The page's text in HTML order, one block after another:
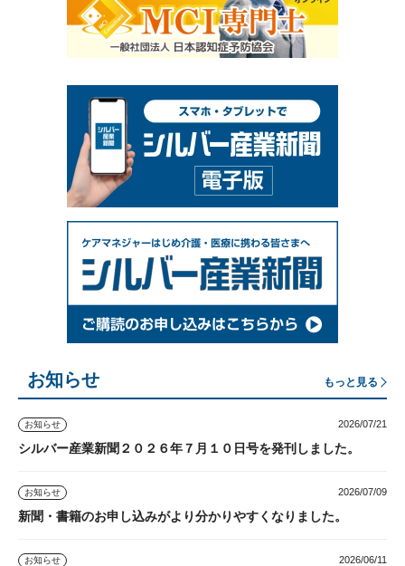
お知らせ もっと見る
お知らせ 2026/07/21
シルバー産業新聞２０２６年７月１０日号を発刊しました。
お知らせ 2026/07/09
新聞・書籍のお申し込みがより分かりやすくなりました。
お知らせ 2026/06/11